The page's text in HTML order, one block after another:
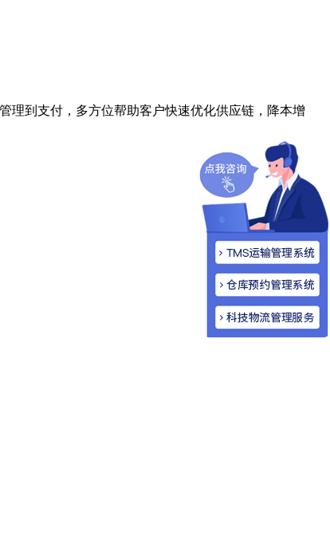
理到支付，多方位帮助客户快速优化供应链，降本增